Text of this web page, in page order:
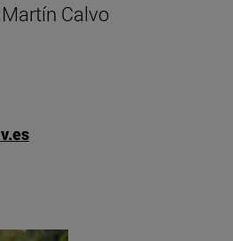
Calvo
CV de Prof. Dra. Nerea